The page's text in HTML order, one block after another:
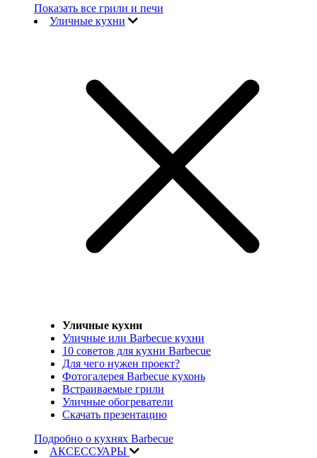
Показать все грили и печи
Уличные кухни
Уличные кухни
Уличные или Barbecue кухни
10 советов для кухни Barbecue
Для чего нужен проект?
Фотогалерея Barbecue кухонь
Встраиваемые грили
Уличные обогреватели
Скачать презентацию
Подробно о кухнях Barbecue
АКСЕССУАРЫ